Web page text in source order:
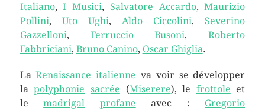
Italiano,I Musici, Salvatore Accardo,Maurizio
Pollini, Uto Ughi,Aldo Ciccolini,Severino
Gazzelloni, Ferruccio Busoni,Roberto
Fabbriciani, Bruno Canino, Oscar Ghiglia.
LaRenaissance italienne va voir se développer
lapolyphonie sacrée (Miserere), le frottole et
lemadrigal profane avec : Gregorio